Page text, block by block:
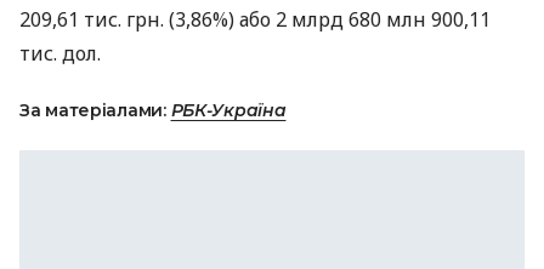
209,61 тис. грн. (3,86%) або 2 млрд 680 млн 900,11
тис. дол.
За матеріалами: РБК-Україна